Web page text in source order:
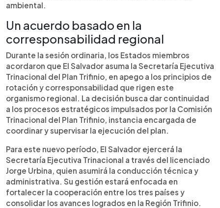
ambiental.
Un acuerdo basado en la
corresponsabilidad regional
Durante la sesión ordinaria, los Estados miembros
acordaron que El Salvador asuma la Secretaría Ejecutiva
Trinacional del Plan Trifinio, en apego a los principios de
rotación y corresponsabilidad que rigen este
organismo regional. La decisión busca dar continuidad
a los procesos estratégicos impulsados por la Comisión
Trinacional del Plan Trifinio, instancia encargada de
coordinar y supervisar la ejecución del plan.
Para este nuevo período, El Salvador ejercerá la
Secretaría Ejecutiva Trinacional a través del licenciado
Jorge Urbina, quien asumirá la conducción técnica y
administrativa. Su gestión estará enfocada en
fortalecer la cooperación entre los tres países y
consolidar los avances logrados en la Región Trifinio.